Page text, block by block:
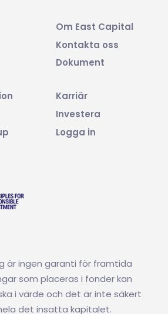
Om East Capital
Kontakta oss
Dokument
Karriär
Investera
Logga in
är ingen garanti för framtida
som placeras i fonder kan
i värde och det är inte säkert
det insatta kapitalet.